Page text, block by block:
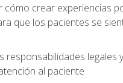
cómo crear experiencias
que los pacientes se
responsabilidades legales
al paciente